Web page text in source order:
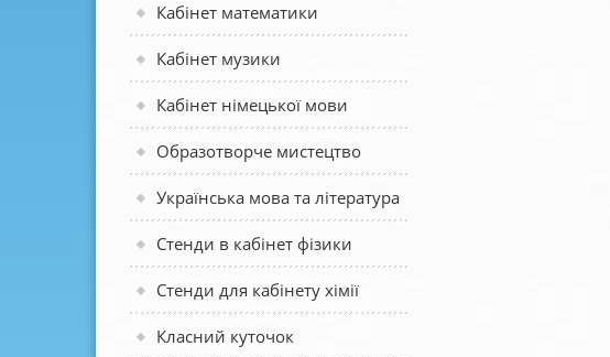
Кабінет математики
Кабінет музики
Кабінет німецької мови
Образотворче мистецтво
Українська мова та література
Стенди в кабінет фізики
Стенди для кабінету хімії
Класний куточок